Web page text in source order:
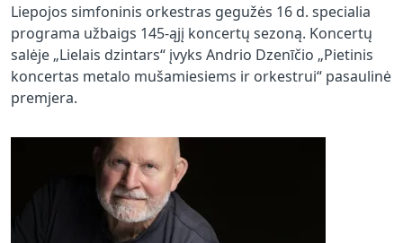
Liepojos simfoninis orkestras gegužės 16 d. specialia
programa užbaigs 145-ąjį koncertų sezoną. Koncertų
salėje „Lielais dzintars“ įvyks Andrio Dzenīčio „Pietinis
koncertas metalo mušamiesiems ir orkestrui“ pasaulinė
premjera.